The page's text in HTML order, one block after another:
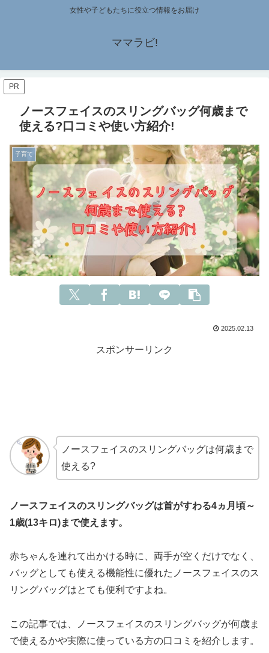
女性や子どもたちに役立つ情報をお届け
ママラビ!
PR
ノースフェイスのスリングバッグ何歳まで
使える?口コミや使い方紹介!
子育て
2025.02.13
スポンサーリンク
ノースフェイスのスリングバッグは何歳まで
使える?
ノースフェイスのスリングバッグは首がすわる4ヵ月頃～
1歳(13キロ)まで使えます。
赤ちゃんを連れて出かける時に、両手が空くだけでなく、
バッグとしても使える機能性に優れたノースフェイスのス
リングバッグはとても便利ですよね。
この記事では、ノースフェイスのスリングバッグが何歳ま
で使えるかや実際に使っている方の口コミを紹介します。